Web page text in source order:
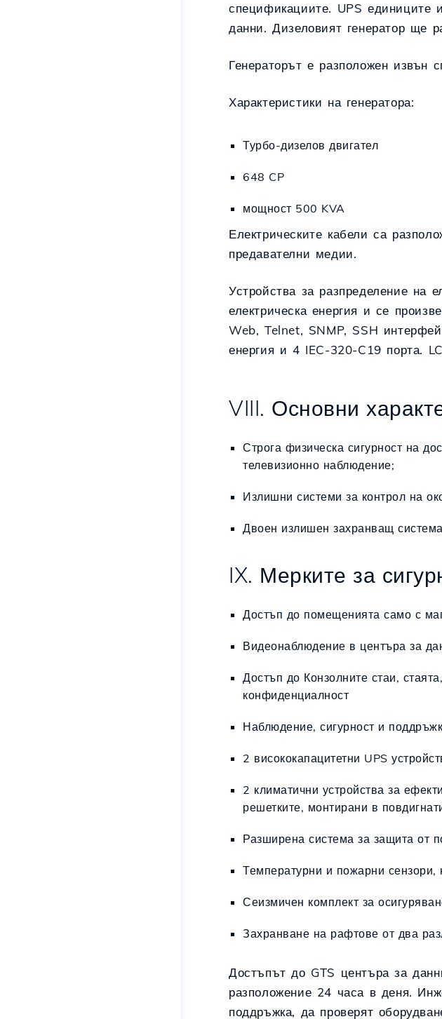
спецификациите. UPS единиците
данни. Дизеловият генератор ще
Генераторът е разположен извън
Характеристики на генератора:
Турбо-дизелов двигател
648 CP
мощност 500 KVA
Електрическите кабели са
предавателни медии.
Устройства за разпределение на
електрическа енергия и се
Web, Telnet, SNMP, SSH
енергия и 4 IEC-320-C19 порта.
VIII. Основни
Строга физическа сигурност на
телевизионно наблюдение;
Излишни системи за контрол на
Двоен излишен захранващ
IX. Мерките за
Достъп до помещенията само с
Видеонаблюдение в центъра за
Достъп до Конзолните стаи,
конфиденциалност
Наблюдение, сигурност и
2 висококапацитетни UPS
2 климатични устройства за
решетките, монтирани в
Разширена система за защита от
Температурни и пожарни сензори,
Сеизмичен комплект за
Захранване на рафтове от два
Достъпът до GTS центъра за
разположение 24 часа в деня.
поддръжка, да проверят